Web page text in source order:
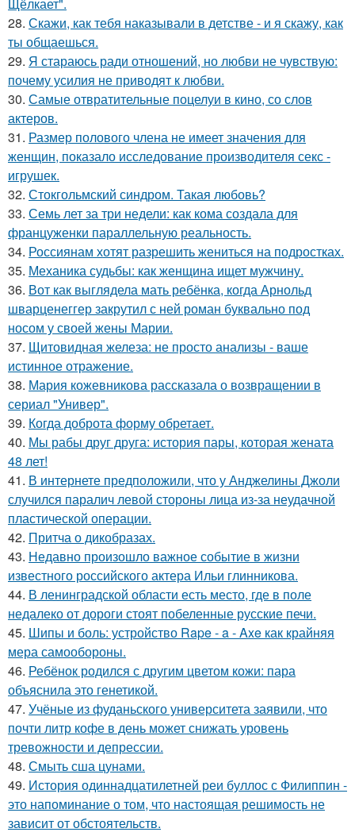
Щёлкает".
28. Скажи, как тебя наказывали в детстве - и я скажу, как
ты общаешься.
29. Я стараюсь ради отношений, но любви не чувствую:
почему усилия не приводят к любви.
30. Самые отвратительные поцелуи в кино, со слов
актеров.
31. Размер полового члена не имеет значения для
женщин, показало исследование производителя секс -
игрушек.
32. Стокгольмский синдром. Такая любовь?
33. Семь лет за три недели: как кома создала для
француженки параллельную реальность.
34. Россиянам хотят разрешить жениться на подростках.
35. Механика судьбы: как женщина ищет мужчину.
36. Вот как выглядела мать ребёнка, когда Арнольд
шварценеггер закрутил с ней роман буквально под
носом у своей жены Марии.
37. Щитовидная железа: не просто анализы - ваше
истинное отражение.
38. Мария кожевникова рассказала о возвращении в
сериал "Универ".
39. Когда доброта форму обретает.
40. Мы рабы друг друга: история пары, которая жената
48 лет!
41. В интернете предположили, что у Анджелины Джоли
случился паралич левой стороны лица из-за неудачной
пластической операции.
42. Притча о дикобразах.
43. Недавно произошло важное событие в жизни
известного российского актера Ильи глинникова.
44. В ленинградской области есть место, где в поле
недалеко от дороги стоят побеленные русские печи.
45. Шипы и боль: устройство Rape - a - Axe как крайняя
мера самообороны.
46. Ребёнок родился с другим цветом кожи: пара
объяснила это генетикой.
47. Учёные из фуданьского университета заявили, что
почти литр кофе в день может снижать уровень
тревожности и депрессии.
48. Смыть сша цунами.
49. История одиннадцатилетней реи буллос с Филиппин -
это напоминание о том, что настоящая решимость не
зависит от обстоятельств.